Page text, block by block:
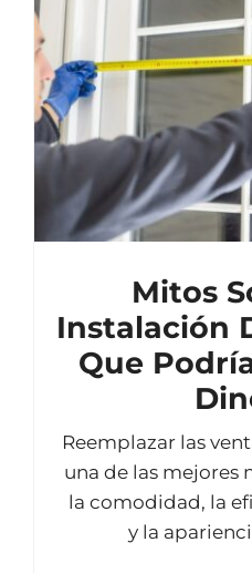
Mitos
Instalación
Que
Reemplazar las
una de las mejores
la comodidad, la
y la